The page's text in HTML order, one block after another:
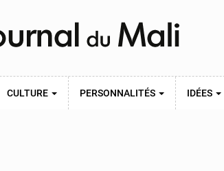
CULTURE PERSONNALITÉS IDÉES